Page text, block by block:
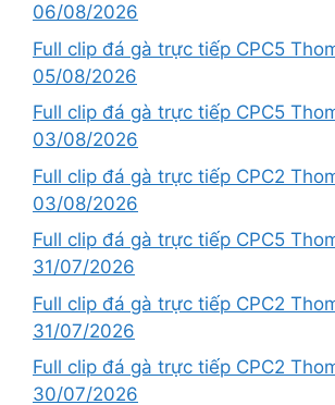
06/08/2026
Full clip đá gà trực tiếp CPC5
05/08/2026
Full clip đá gà trực tiếp CPC5
03/08/2026
Full clip đá gà trực tiếp CPC2
03/08/2026
Full clip đá gà trực tiếp CPC5
31/07/2026
Full clip đá gà trực tiếp CPC2
31/07/2026
Full clip đá gà trực tiếp CPC2
30/07/2026